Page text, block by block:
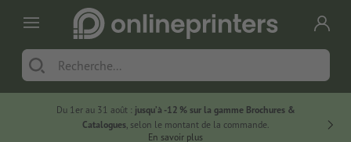
Du 1er au 31 août : jusqu’à -12 % sur la gamme Brochures &
Catalogues, selon le montant de la commande.
En savoir plus